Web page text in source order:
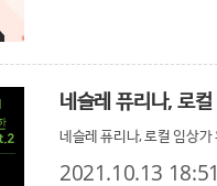
네슬레 퓨리나, 로컬 임상
2021.10.13